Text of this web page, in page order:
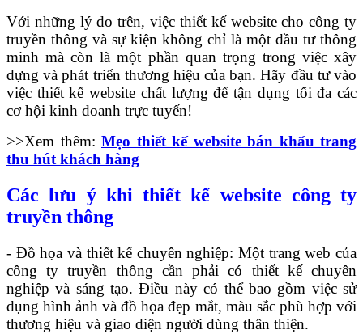
Với những lý do trên, việc thiết kế website cho công ty
truyền thông và sự kiện không chỉ là một đầu tư thông
minh mà còn là một phần quan trọng trong việc xây
dựng và phát triển thương hiệu của bạn. Hãy đầu tư vào
việc thiết kế website chất lượng để tận dụng tối đa các
cơ hội kinh doanh trực tuyến!
>>Xem thêm: Mẹo thiết kế website bán khẩu trang
thu hút khách hàng
Các lưu ý khi thiết kế website công ty
truyền thông
- Đồ họa và thiết kế chuyên nghiệp: Một trang web của
công ty truyền thông cần phải có thiết kế chuyên
nghiệp và sáng tạo. Điều này có thể bao gồm việc sử
dụng hình ảnh và đồ họa đẹp mắt, màu sắc phù hợp với
thương hiệu và giao diện người dùng thân thiện.